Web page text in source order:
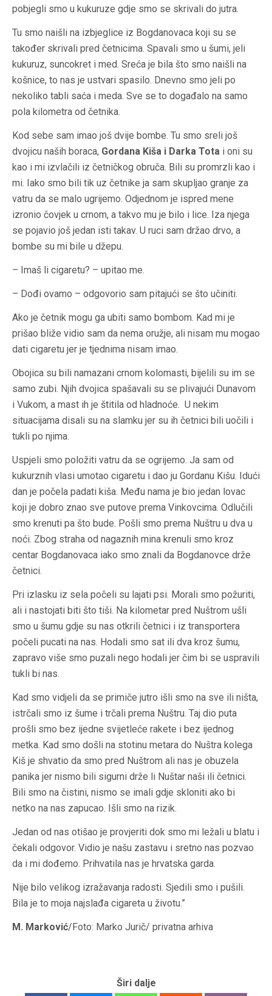
pobjegli smo u kukuruze gdje smo se skrivali do jutra.
Tu smo naišli na izbjeglice iz Bogdanovaca koji su se
također skrivali pred četnicima. Spavali smo u šumi, jeli
kukuruz, suncokret i med. Sreća je bila što smo naišli na
košnice, to nas je ustvari spasilo. Dnevno smo jeli po
nekoliko tabli saća i meda. Sve se to događalo na samo
pola kilometra od četnika.
Kod sebe sam imao još dvije bombe. Tu smo sreli još
dvojicu naših boraca, Gordana Kiša i Darka Tota i oni su
kao i mi izvlačili iz četničkog obruča. Bili su promrzli kao i
mi. Iako smo bili tik uz četnike ja sam skupljao granje za
vatru da se malo ugrijemo. Odjednom je ispred mene
izronio čovjek u crnom, a takvo mu je bilo i lice. Iza njega
se pojavio još jedan isti takav. U ruci sam držao drvo, a
bombe su mi bile u džepu.
– Imaš li cigaretu? – upitao me.
– Dođi ovamo – odgovorio sam pitajući se što učiniti.
Ako je četnik mogu ga ubiti samo bombom. Kad mi je
prišao bliže vidio sam da nema oružje, ali nisam mu mogao
dati cigaretu jer je tjednima nisam imao.
Obojica su bili namazani crnom kolomasti, bijelili su im se
samo zubi. Njih dvojica spašavali su se plivajući Dunavom
i Vukom, a mast ih je štitila od hladnoće. U nekim
situacijama disali su na slamku jer su ih četnici bili uočili i
tukli po njima.
Uspjeli smo položiti vatru da se ogrijemo. Ja sam od
kukurznih vlasi umotao cigaretu i dao ju Gordanu Kišu. Idući
dan je počela padati kiša. Među nama je bio jedan lovac
koji je dobro znao sve putove prema Vinkovcima. Odlučili
smo krenuti pa što bude. Pošli smo prema Nuštru u dva u
noći. Zbog straha od nagaznih mina krenuli smo kroz
centar Bogdanovaca iako smo znali da Bogdanovce drže
četnici.
Pri izlasku iz sela počeli su lajati psi. Morali smo požuriti,
ali i nastojati biti što tiši. Na kilometar pred Nuštrom ušli
smo u šumu gdje su nas otkrili četnici i iz transportera
počeli pucati na nas. Hodali smo sat ili dva kroz šumu,
zapravo više smo puzali nego hodali jer čim bi se uspravili
tukli bi nas.
Kad smo vidjeli da se primiče jutro išli smo na sve ili ništa,
istrčali smo iz šume i trčali prema Nuštru. Taj dio puta
prošli smo bez ijedne svijetleće rakete i bez ijednog
metka. Kad smo došli na stotinu metara do Nuštra kolega
Kiš je shvatio da smo pred Nuštrom ali nas je obuzela
panika jer nismo bili sigurni drže li Nuštar naši ili četnici.
Bili smo na čistini, nismo se imali gdje skloniti ako bi
netko na nas zapucao. Išli smo na rizik.
Jedan od nas otišao je provjeriti dok smo mi ležali u blatu i
čekali odgovor. Vidio je našu zastavu i sretno nas pozvao
da i mi dođemo. Prihvatila nas je hrvatska garda.
Nije bilo velikog izražavanja radosti. Sjedili smo i pušili.
Bila je to moja najslađa cigareta u životu.”
M. Marković/Foto: Marko Jurič/ privatna arhiva
Širi dalje